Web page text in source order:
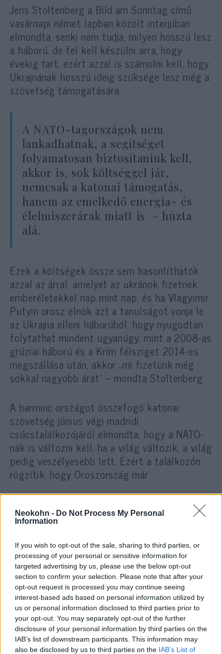
Neokohn - Do Not Process My Personal
Information
If you wish to opt-out of the sale, sharing to third parties, or
processing of your personal or sensitive information for
targeted advertising by us, please use the below opt-out
section to confirm your selection. Please note that after your
opt-out request is processed you may continue seeing
interest-based ads based on personal information utilized by
us or personal information disclosed to third parties prior to
your opt-out. You may separately opt-out of the further
disclosure of your personal information by third parties on the
IAB’s list of downstream participants. This information may
also be disclosed by us to third parties on the IAB’s List of
Jens Stoltenberg a Bild am Sonntag című
vasárnapi német lapban közölt interjúban
elmondta, senki nem tudja, milyen hosszú lesz
a háború, de fel kell készülni arra, hogy
évekig tart, ezért azzal is számolni kell, hogy
Ukrajnának hosszú ideig szüksége lesz még a
szövetség támogatására.
A NATO-tagországok nem
lankadhatnak, a segítséget
folyamatosan biztosítaniuk kell,
akkor is, sok költséggel jár,
nemcsak a katonai támogatás,
hanem az emelkedő energia- és
élelmiszerárak miatt is – húzta
alá.
Ezek a költségek össze sem hasonlíthatók
azzal az árral, amelyet az ukránok fizetnek
emberéletekkel nap mint nap, és ha Vlagyimir
Putyin orosz elnök azt a tanulságot vonja le
az Ukrajna elleni háborúból, hogy nyugodtan
folytathat mindent ugyanúgy, mint a 2008-as
grúziai háború és a Krím félsziget 2014-es
megszállása után, akkor „mi fizetünk még
sokkal nagyobb árat” – mondta Stoltenberg.
A harminc országot összefogó katonai
szövetség június végi madridi
csúcstalálkozójáról elmondta, hogy a NATO-
nak is változni kell, ha a világ változik, a világ
pedig veszélyesebb lett. Ezért a találkozón
rögzítik, hogy Oroszország már
„nem partner, hanem veszélyt
jelent biztonságunkra, békénkre
és stabilitásunkra”.
Mint mondta, a szövetség új stratégiáját
rögzítő dokumentumban Kínával is
foglalkoznak, mert
„felemelkedése kihívást jelent